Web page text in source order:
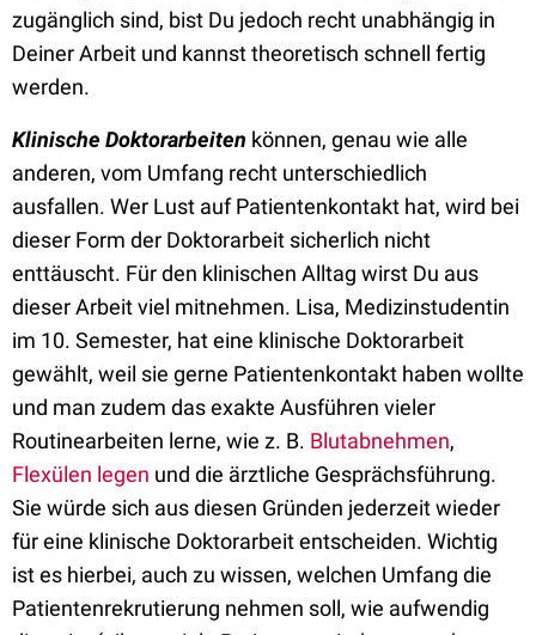
zugänglich sind, bist Du jedoch recht unabhängig in
Deiner Arbeit und kannst theoretisch schnell fertig
werden.
Klinische Doktorarbeiten können, genau wie alle
anderen, vom Umfang recht unterschiedlich
ausfallen. Wer Lust auf Patientenkontakt hat, wird bei
dieser Form der Doktorarbeit sicherlich nicht
enttäuscht. Für den klinischen Alltag wirst Du aus
dieser Arbeit viel mitnehmen. Lisa, Medizinstudentin
im 10. Semester, hat eine klinische Doktorarbeit
gewählt, weil sie gerne Patientenkontakt haben wollte
und man zudem das exakte Ausführen vieler
Routinearbeiten lerne, wie z. B. Blutabnehmen,
Flexülen legen und die ärztliche Gesprächsführung.
Sie würde sich aus diesen Gründen jederzeit wieder
für eine klinische Doktorarbeit entscheiden. Wichtig
ist es hierbei, auch zu wissen, welchen Umfang die
Patientenrekrutierung nehmen soll, wie aufwendig